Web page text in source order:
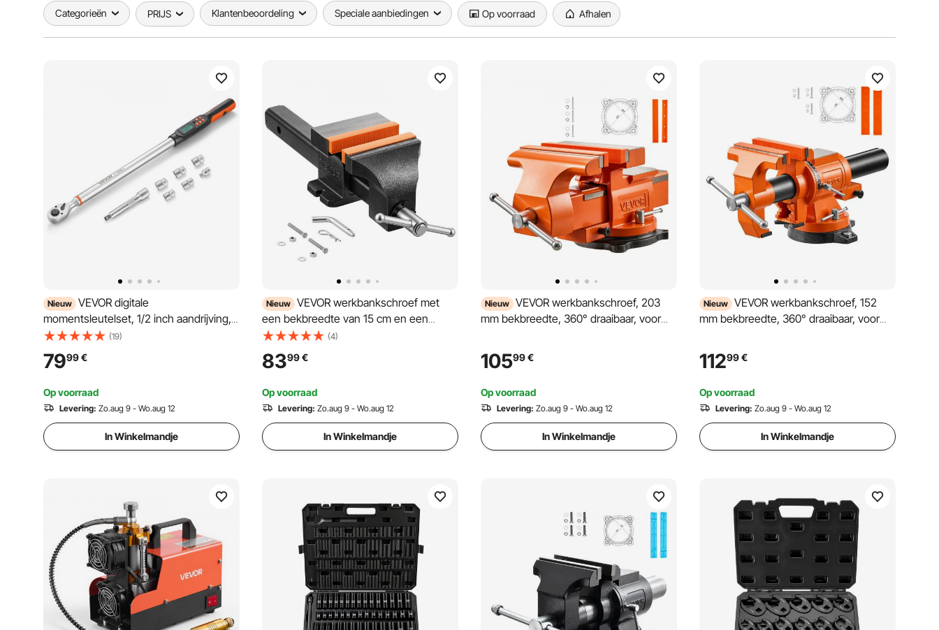
Categorieën PRIJS Klantenbeoordeling Speciale aanbiedingen Op voorraad Afhalen
Nieuw VEVOR digitale
momentsleutelset, 1/2 inch aandrijving,
4 stuks, ±2% nauwkeurigheid, LCD-
display met zoemer en LED-indicator,
doppen, verlengstuk en adapter voor
(19)
7999€
Op voorraad
Levering: Zo.aug 9 - Wo.aug 12
In Winkelmandje
Nieuw VEVOR werkbankschroef met
een bekbreedte van 15 cm en een
klemkracht van 25 kN, voor zagen,
slijpen, boren en pijpsnijden, met een
bekdiepte van 90 mm,
magnetische bekkensteunen.
(4)
8399€
Op voorraad
Levering: Zo.aug 9 - Wo.aug 12
In Winkelmandje
Nieuw VEVOR werkbankschroef, 203
mm bekbreedte, 360° draaibaar, voor
kN klemkracht, met
snelontgrendelingshendel, aambeeld,
10599€
Op voorraad
Levering: Zo.aug 9 - Wo.aug 12
In Winkelmandje
Nieuw VEVOR werkbankschroef, 152
mm bekbreedte, 360° draaibaar, voor
kN klemkracht, met
snelontgrendelingshendel, aambeeld,
11299€
Op voorraad
Levering: Zo.aug 9 - Wo.aug 12
In Winkelmandje